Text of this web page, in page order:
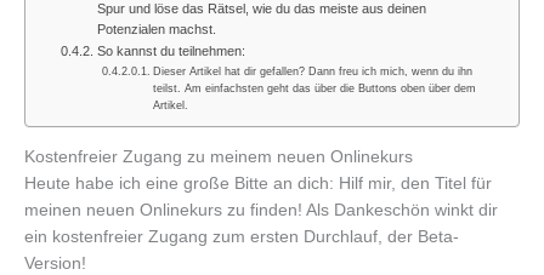
Spur und löse das Rätsel, wie du das meiste aus deinen
Potenzialen machst.
So kannst du teilnehmen:
Dieser Artikel hat dir gefallen? Dann freu ich mich, wenn du ihn
teilst. Am einfachsten geht das über die Buttons oben über dem
Artikel.
Kostenfreier Zugang zu meinem neuen Onlinekurs
Heute habe ich eine große Bitte an dich: Hilf mir, den Titel für
meinen neuen Onlinekurs zu finden! Als Dankeschön winkt dir
ein kostenfreier Zugang zum ersten Durchlauf, der Beta-
Version!